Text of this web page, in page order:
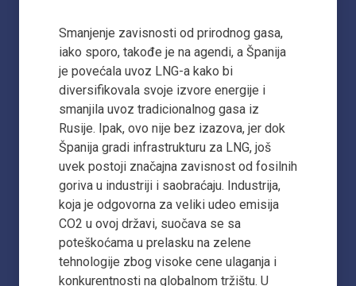
Smanjenje zavisnosti od prirodnog gasa,
iako sporo, takođe je na agendi, a Španija
je povećala uvoz LNG-a kako bi
diversifikovala svoje izvore energije i
smanjila uvoz tradicionalnog gasa iz
Rusije. Ipak, ovo nije bez izazova, jer dok
Španija gradi infrastrukturu za LNG, još
uvek postoji značajna zavisnost od fosilnih
goriva u industriji i saobraćaju. Industrija,
koja je odgovorna za veliki udeo emisija
CO2 u ovoj državi, suočava se sa
poteškoćama u prelasku na zelene
tehnologije zbog visoke cene ulaganja i
konkurentnosti na globalnom tržištu. U